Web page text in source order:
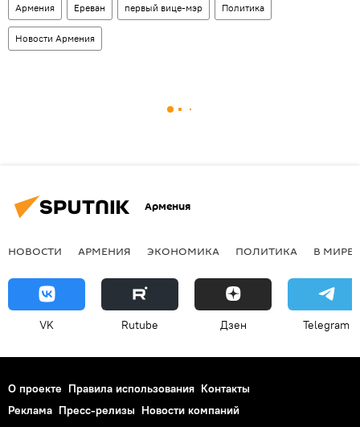
Армения Ереван первый вице-мэр Политика
Новости Армения
Армения
НОВОСТИ АРМЕНИЯ ЭКОНОМИКА ПОЛИТИКА В МИРЕ
VK Rutube Дзен Telegram
О проекте Правила использования Контакты
Реклама Пресс-релизы Новости компаний